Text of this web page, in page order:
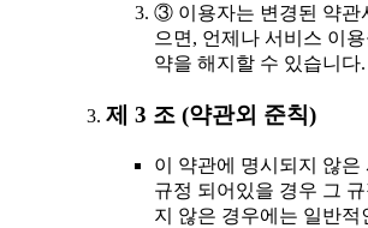
③ 이용자는 변경된 약관
으면, 언제나 서비스 이
약을 해지할 수 있습니다.
제 3 조 (약관외 준칙)
이 약관에 명시되지 않은
규정 되어있을 경우 그
지 않은 경우에는 일반적